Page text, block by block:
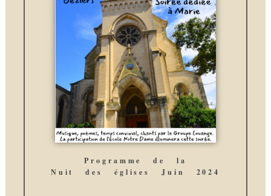
Programme de la
Nuit des églises Juin 2024